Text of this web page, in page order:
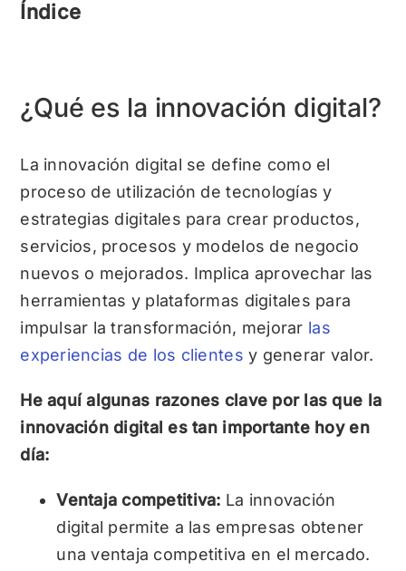
Índice
¿Qué es la innovación digital?
La innovación digital se define como el
proceso de utilización de tecnologías y
estrategias digitales para crear productos,
servicios, procesos y modelos de negocio
nuevos o mejorados. Implica aprovechar las
herramientas y plataformas digitales para
impulsar la transformación, mejorar las
experiencias de los clientes y generar valor.
He aquí algunas razones clave por las que la
innovación digital es tan importante hoy en
día:
Ventaja competitiva: La innovación
digital permite a las empresas obtener
una ventaja competitiva en el mercado.